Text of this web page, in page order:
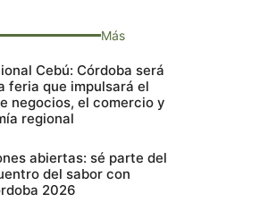
Más
Cebú: Córdoba será
feria que impulsará el
negocios, el comercio y
regional
abiertas: sé parte del
del sabor con
2026